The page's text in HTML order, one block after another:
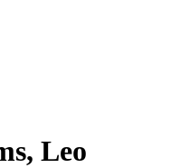
Leo